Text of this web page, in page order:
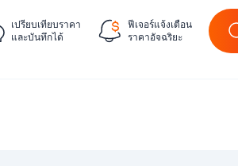
เปรียบเทียบราคา
และบันทึกได้
ฟีเจอร์แจ้งเตือน
ราคาอัจฉริยะ